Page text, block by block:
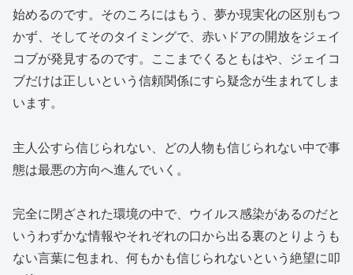
始めるのです。そのころにはもう、夢か現実化の区別もつ
かず、そしてそのタイミングで、赤いドアの開放をジェイ
コブが発見するのです。ここまでくるともはや、ジェイコ
ブだけは正しいという信頼関係にすら疑念が生まれてしま
います。
主人公すら信じられない、どの人物も信じられない中で事
態は最悪の方向へ進んでいく。
完全に閉ざされた環境の中で、ウイルス感染があるのだと
いうわずかな情報やそれぞれの口から出る裏のとりようも
ない言葉に包まれ、何もかも信じられないという絶望に叩